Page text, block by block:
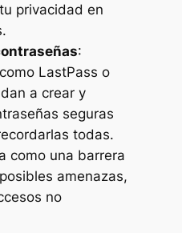
privacidad en
:
LastPass o
a crear y
seguras
todas.
como una barrera
amenazas,
no